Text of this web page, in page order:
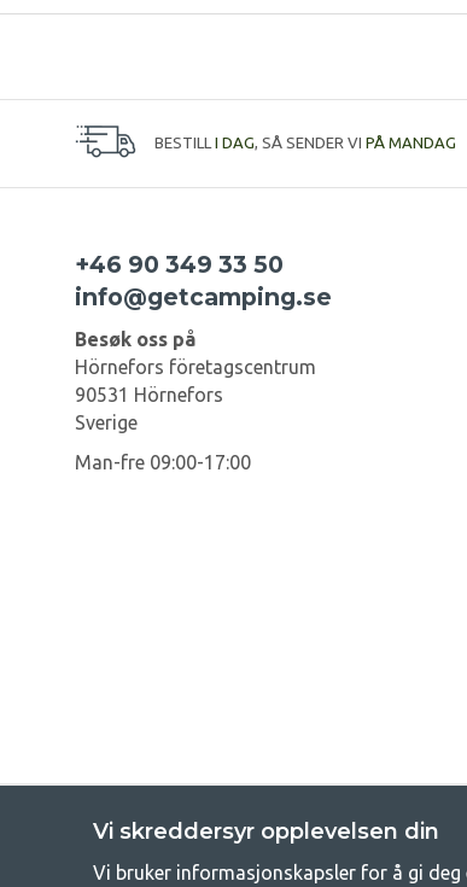
BESTILL I DAG , SÅ SENDER VI PÅ MANDAG
+46 90 349 33 50
info@getcamping.se
Besøk oss på
Hörnefors företagscentrum
90531 Hörnefors
Sverige
Man-fre 09:00-17:00
Vi skreddersyr opplevelsen din
Vi bruker informasjonskapsler for å gi